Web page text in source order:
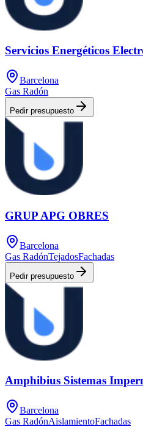
Servicios Energéticos
Barcelona
Gas Radón
Pedir presupuesto
GRUP APG OBRES
Barcelona
Gas RadónTejadosFachadas
Pedir presupuesto
Amphibius Sistemas
Barcelona
Gas RadónAislamientoFachadas